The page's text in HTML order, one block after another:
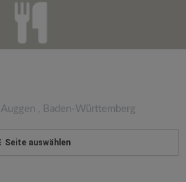
Auggen , Baden-Württemberg
Seite auswählen